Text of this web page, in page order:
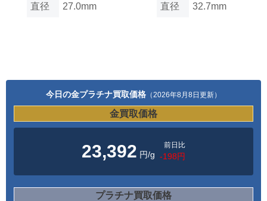
直径 27.0mm 直径 32.7mm
今日の金プラチナ買取価格 （2026年8月8日更新）
金買取価格
23,392 円/g
前日比
-198円
プラチナ買取価格